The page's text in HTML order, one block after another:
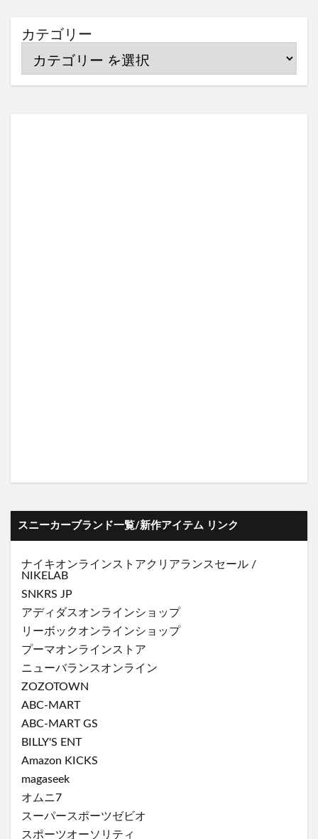
カテゴリー
スニーカーブランド一覧/新作アイテム リンク
ナイキオンラインストアクリアランスセール /
NIKELAB
SNKRS JP
アディダスオンラインショップ
リーボックオンラインショップ
プーマオンラインストア
ニューバランスオンライン
ZOZOTOWN
ABC-MART
ABC-MART GS
BILLY'S ENT
Amazon KICKS
magaseek
オムニ7
スーパースポーツゼビオ
スポーツオーソリティ